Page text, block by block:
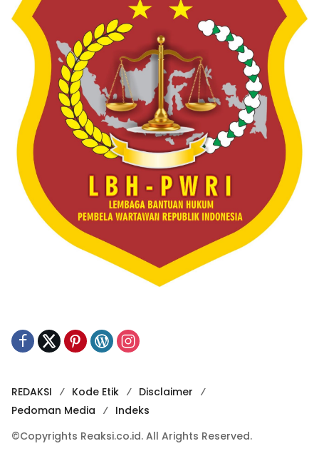
REDAKSI Kode Etik
Disclaimer
Pedoman Media
Indeks
©Copyrights Reaksi.co.id. All Arights Reserved.